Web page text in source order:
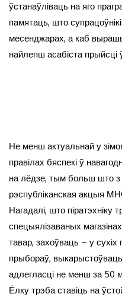
ўстанаўліваць на яго
памятаць, што
месенджарах, а каб
найлепш асабіста прыйсці
Не менш актуальнай у
правілах бяспекі ў
на лёдзе, тым больш што з
рэспубліканская акцыя
Нагадалі, што піратэхніку
спецыялізаваных
тавар, захоўваць – у
прыбораў, выкарыстоўваць
адлегласці не менш за 50
Ёлку трэба ставіць на